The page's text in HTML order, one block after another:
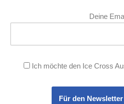
Deine
Ich möchte den Ice Cross